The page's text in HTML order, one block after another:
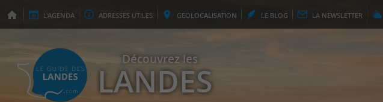
L'AGENDA ADRESSES UTILES GEOLOCALISATION LE BLOG LA NEWSLETTER
Découvrez les
LANDES